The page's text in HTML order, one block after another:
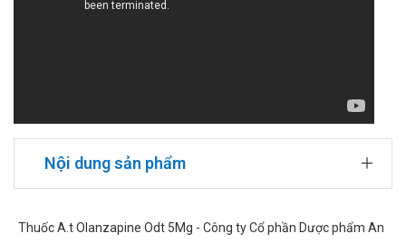
Nội dung sản phẩm
Thuốc A.t Olanzapine Odt 5Mg - Công ty Cổ phần Dược phẩm An